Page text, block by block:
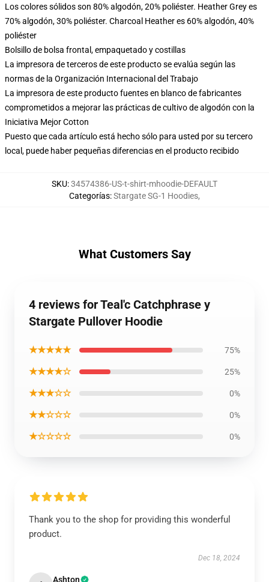
Los colores sólidos son 80% algodón, 20% poliéster. Heather Grey es
70% algodón, 30% poliéster. Charcoal Heather es 60% algodón, 40%
poliéster
Bolsillo de bolsa frontal, empaquetado y costillas
La impresora de terceros de este producto se evalúa según las
normas de la Organización Internacional del Trabajo
La impresora de este producto fuentes en blanco de fabricantes
comprometidos a mejorar las prácticas de cultivo de algodón con la
Iniciativa Mejor Cotton
Puesto que cada artículo está hecho sólo para usted por su tercero
local, puede haber pequeñas diferencias en el producto recibido
SKU:34574386-US-t-shirt-mhoodie-DEFAULT
Categorías:Stargate SG-1 Hoodies,
What Customers Say
4 reviews for Teal'c Catchphrase y
Stargate Pullover Hoodie
★★★★★ 75%
★★★★☆ 25%
★★★☆☆ 0%
★★☆☆☆ 0%
★☆☆☆☆ 0%
Thank you to the shop for providing this wonderful
product.
Dec 18, 2024
Ashton